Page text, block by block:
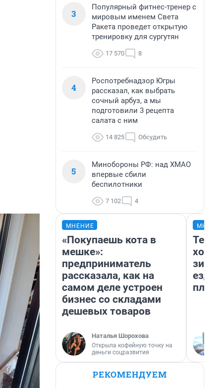
3
Популярный фитнес-тренер с
мировым именем Света
Ракета проведет открытую
тренировку для сургутян
17 570 8
4
Роспотребнадзор Югры
рассказал, как выбрать
сочный арбуз, а мы
подготовили 3 рецепта
салата с ним
14 825 Обсудить
5
Минобороны РФ: над ХМАО
впервые сбили
беспилотники
7 102 4
МНЕНИЕ
«Покупаешь кота в
мешке»:
предприниматель
рассказала, как на
самом деле устроен
бизнес со складами
дешевых товаров
Наталья Шорохова
Открыла кофейную точку на
деньги соцразвития
ездит
РЕКОМЕНДУЕМ